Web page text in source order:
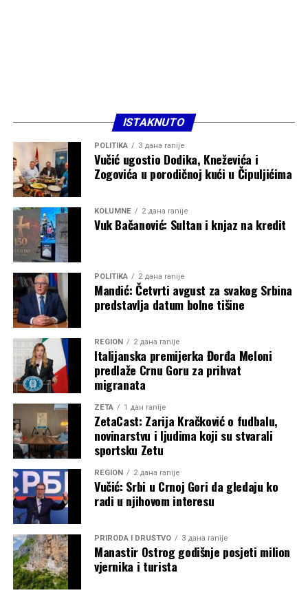
ISTAKNUTO
POLITIKA 3 дана ranije
Vučić ugostio Dodika, Kneževića i
Zogovića u porodičnoj kući u Čipuljićima
KOLUMNE 2 дана ranije
Vuk Bačanović: Sultan i knjaz na kredit
POLITIKA 2 дана ranije
Mandić: Četvrti avgust za svakog Srbina
predstavlja datum bolne tišine
REGION 2 дана ranije
Italijanska premijerka Đorđa Meloni
predlaže Crnu Goru za prihvat
migranata
ZETA 1 дан ranije
ZetaCast: Zarija Kračković o fudbalu,
novinarstvu i ljudima koji su stvarali
sportsku Zetu
REGION 2 дана ranije
Vučić: Srbi u Crnoj Gori da gledaju ko
radi u njihovom interesu
PRIRODA I DRUŠTVO 3 дана ranije
Manastir Ostrog godišnje posjeti milion
vjernika i turista